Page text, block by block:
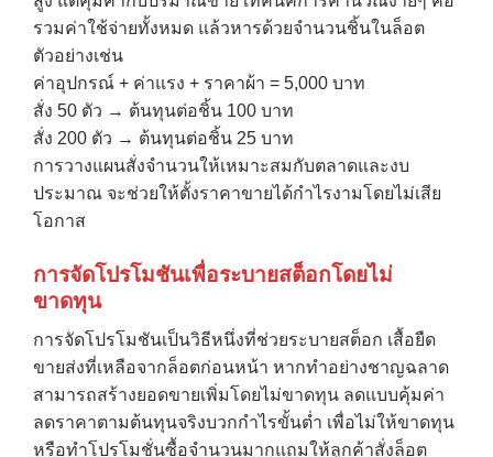
รวมค่าใช้จ่ายทั้งหมด แล้วหารด้วยจำนวนชิ้นในล็อต
ตัวอย่างเช่น
ค่าอุปกรณ์ + ค่าแรง + ราคาผ้า = 5,000 บาท
สั่ง 50 ตัว → ต้นทุนต่อชิ้น 100 บาท
สั่ง 200 ตัว → ต้นทุนต่อชิ้น 25 บาท
การวางแผนสั่งจำนวนให้เหมาะสมกับตลาดและงบ
ประมาณ จะช่วยให้ตั้งราคาขายได้กำไรงามโดยไม่เสีย
โอกาส
การจัดโปรโมชันเพื่อระบายสต็อกโดยไม่
ขาดทุน
การจัดโปรโมชันเป็นวิธีหนึ่งที่ช่วยระบายสต็อก เสื้อยืด
ขายส่งที่เหลือจากล็อตก่อนหน้า หากทำอย่างชาญฉลาด
สามารถสร้างยอดขายเพิ่มโดยไม่ขาดทุน ลดแบบคุ้มค่า
ลดราคาตามต้นทุนจริงบวกกำไรขั้นต่ำ เพื่อไม่ให้ขาดทุน
หรือทำโปรโมชั่นซื้อจำนวนมากแถมให้ลูกค้าสั่งล็อต